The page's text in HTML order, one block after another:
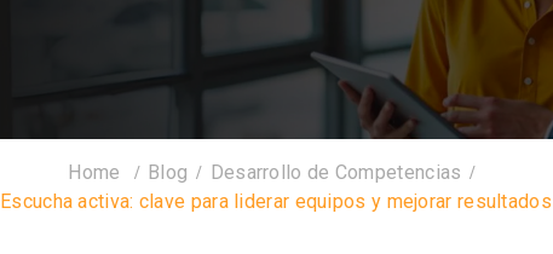
Home Blog
Desarrollo de Competencias
Escucha activa: clave para liderar equipos y mejorar resultados